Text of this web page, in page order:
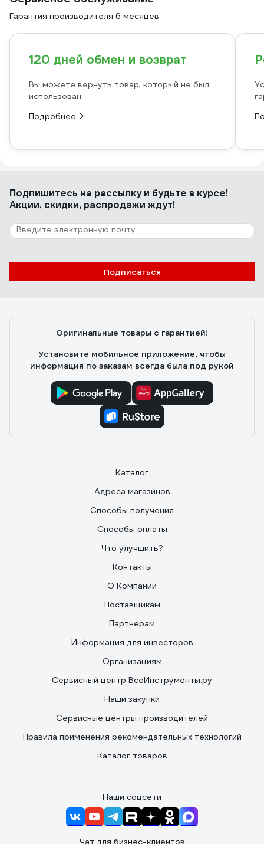
Гарантия производителя 6 месяцев
120 дней обмен и возврат
Вы можете вернуть товар, который не был
использован
Подробнее
Подпишитесь на рассылкуи будьте в курсе!
Акции, скидки, распродажи ждут!
Подписаться
Оригинальные товары с гарантией!
Установите мобильное приложение, чтобы
информация по заказам всегда была под рукой
Каталог
Адреса магазинов
Способы получения
Способы оплаты
Что улучшить?
Контакты
О Компании
Поставщикам
Партнерам
Информация для инвесторов
Организациям
Сервисный центр ВсеИнструменты.ру
Наши закупки
Сервисные центры производителей
Правила применения рекомендательных технологий
Каталог товаров
Наши соцсети
Чат для бизнес-клиентов